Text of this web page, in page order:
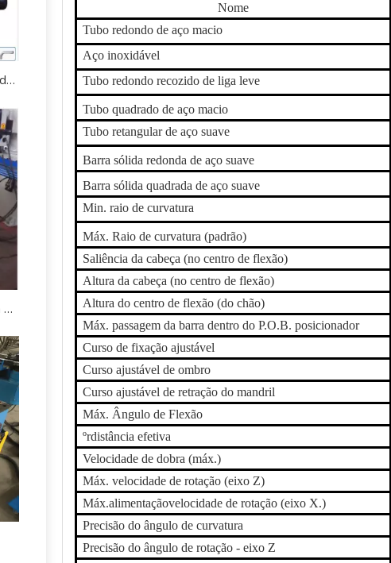
Como escolher uma dobradeira hidráulica de tubos?
As justificativas para usar uma dobradeira de tubos.
Nome
Tubo redondo de aço macio
Aço inoxidável
Tubo redondo recozido de liga leve
Tubo quadrado de aço macio
Tubo retangular de aço suave
Barra sólida redonda de aço suave
Barra sólida quadrada de aço suave
Min. raio de curvatura
Máx. Raio de curvatura (padrão)
Saliência da cabeça (no centro de flexão)
Altura da cabeça (no centro de flexão)
Altura do centro de flexão (do chão)
Máx. passagem da barra dentro do P.O.B. posicionador
Curso de fixação ajustável
Curso ajustável de ombro
Curso ajustável de retração do mandril
Máx. Ângulo de Flexão
ºrdistância efetiva
Velocidade de dobra (máx.)
Máx. velocidade de rotação (eixo Z)
Máx.alimentaçãovelocidade de rotação (eixo X.)
Precisão do ângulo de curvatura
Precisão do ângulo de rotação - eixo Z